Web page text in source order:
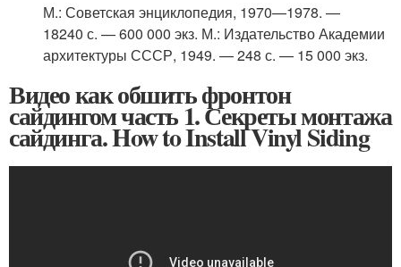
М.: Советская энциклопедия, 1970—1978. —
18240 с. — 600 000 экз. М.: Издательство Академии
архитектуры СССР, 1949. — 248 с. — 15 000 экз.
Видео как обшить фронтон
сайдингом часть 1. Секреты монтажа
сайдинга. How to Install Vinyl Siding